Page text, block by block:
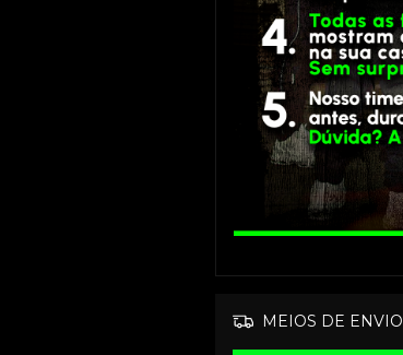
MEIOS DE ENVIO